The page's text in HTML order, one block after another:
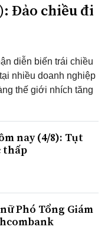
Đảo chiều đi
diễn biến trái chiều
nhiều doanh nghiệp
thế giới nhích tăng
nay (4/8): Tụt
thấp
Phó Tổng Giám